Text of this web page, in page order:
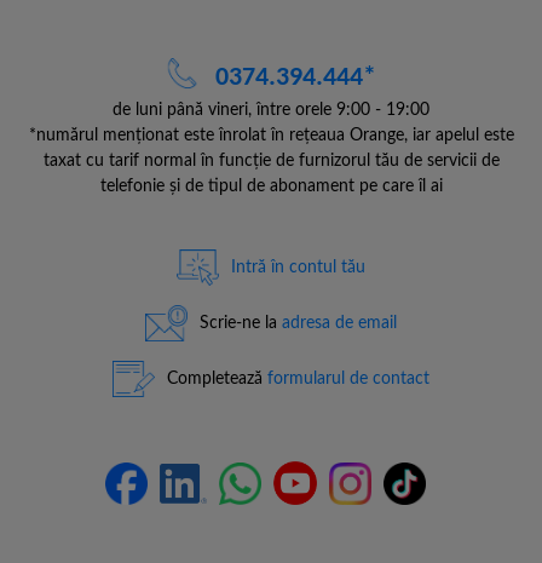
Intră în contul tău
Scrie-ne la adresa de email
Completează formularul de contact
0374.394.444*
de luni până vineri, între orele 9:00 - 19:00
*numărul menționat este înrolat în rețeaua Orange, iar apelul este
taxat cu tarif normal în funcție de furnizorul tău de servicii de
telefonie și de tipul de abonament pe care îl ai